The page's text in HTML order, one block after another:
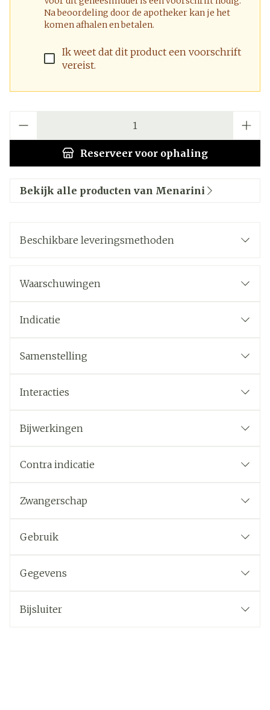
Na beoordeling door de apotheker kan je het
komen afhalen en betalen.
Ik weet dat dit product een voorschrift
vereist.
Reserveer voor ophaling
Bekijk alle producten van Menarini
Beschikbare leveringsmethoden
Waarschuwingen
Indicatie
Samenstelling
Interacties
Bijwerkingen
Contra indicatie
Zwangerschap
Gebruik
Gegevens
Bijsluiter